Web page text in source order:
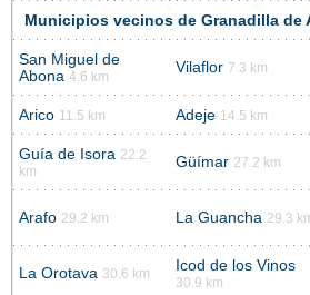
Municipios vecinos de Granadilla de
San Miguel de
Abona 4.6 km
Vilaflor 7.3 km
Arico 11.5 km Adeje 14.5 km
Guía de Isora 22.2
km
Güímar 27.2 km
Arafo 29.2 km La Guancha 29.3
La Orotava 30.6 km Icod de los Vinos
30.9 km